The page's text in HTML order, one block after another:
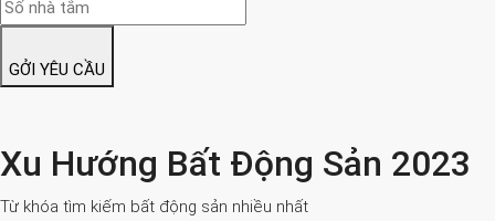
GỞI YÊU CẦU
Xu Hướng Bất Động Sản 2023
Từ khóa tìm kiếm bất động sản nhiều nhất